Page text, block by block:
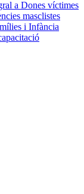
a Dones víctimes
masclistes
i Infància